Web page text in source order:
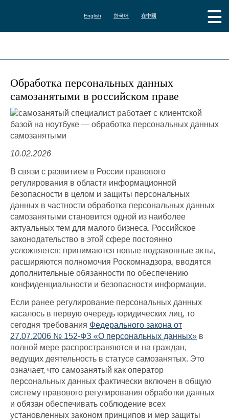
English 한국어 在中國
Обработка персональных данных
самозанятыми в российском праве
10.02.2026
В связи с развитием в России правового
регулирования в области информационной
безопасности в целом и защиты персональных
данных в частности обработка персональных данных
самозанятыми становится одной из наиболее
актуальных тем для малого бизнеса. Российское
законодательство в этой сфере постоянно
усложняется: принимаются новые подзаконные акты,
расширяются полномочия Роскомнадзора, вводятся
дополнительные обязанности по обеспечению
конфиденциальности и безопасности информации.
Если ранее регулирование персональных данных
касалось в первую очередь юридических лиц, то
сегодня требования Федерального закона от
27.07.2006 № 152-ФЗ «О персональных данных» в
полной мере распространяются и на граждан,
ведущих деятельность в статусе самозанятых. Это
означает, что самозанятый как оператор
персональных данных фактически включен в общую
систему правового регулирования обработки данных
и обязан обеспечивать соблюдение всех
установленных законом принципов и мер защиты